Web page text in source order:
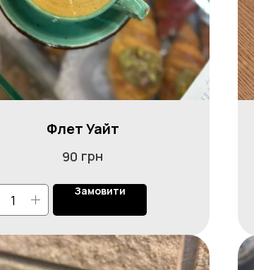
Флет Уайт
90 грн
Замовити